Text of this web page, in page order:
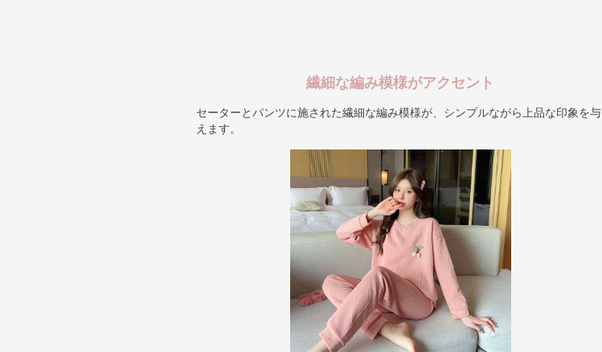
繊細な編み模様がアクセント
セーターとパンツに施された繊細な編み模様が、シンプルながら上品な印象を与
えます。